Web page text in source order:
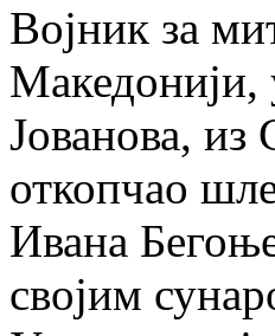
Војник за
Македонији,
Јованова, из
откопчао
Ивана
својим